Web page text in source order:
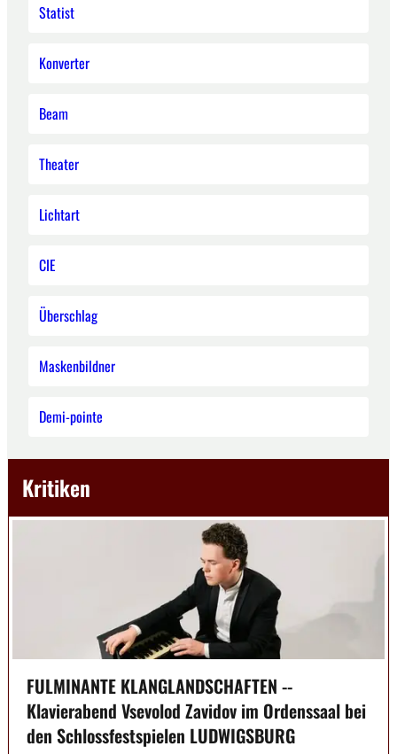
Statist
Konverter
Beam
Theater
Lichtart
CIE
Überschlag
Maskenbildner
Demi-pointe
Kritiken
FULMINANTE KLANGLANDSCHAFTEN --
Klavierabend Vsevolod Zavidov im Ordenssaal bei
den Schlossfestspielen LUDWIGSBURG